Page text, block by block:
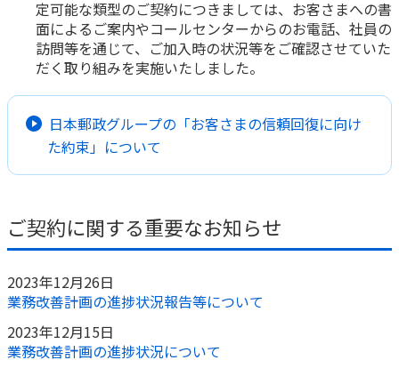
新規登録
ログイン
ご契約内容の確認
お客さまに関する情報等の確認の取り組み
各種サービス・お知らせ
かんぽプラチナライフサービス
保険の探し方のポイント
これからのライフイベントでかかる費用とは？
ご契約手続きの流れ
保険料のお払込方法
保険用語集
お問い合わせ
子育て
ライフプラン
健康情報
財務情報
株主・投資家のみなさまへ
日本郵政グループとしての取り組み
CM・オウンドメディア／ソーシャルメディア
かんぽブランド
かんぽ生命のサステナビリティ
採用情報
English
定可能な類型のご契約につきましては、お客さまへの書
面によるご案内やコールセンターからのお電話、社員の
訪問等を通じて、ご加入時の状況等をご確認させていた
だく取り組みを実施いたしました。
日本郵政グループの「お客さまの信頼回復に向け
た約束」について
ご契約に関する重要なお知らせ
2023年12月26日
業務改善計画の進捗状況報告等について
2023年12月15日
業務改善計画の進捗状況について